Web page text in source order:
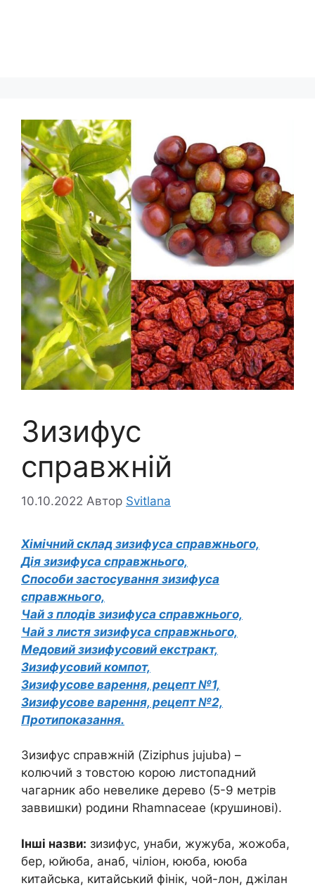
Зизифус
справжній
10.10.2022 Автор Svitlana
Хімічний склад зизифуса справжнього,
Дія зизифуса справжнього,
Способи застосування зизифуса
справжнього,
Чай з плодів зизифуса справжнього,
Чай з листя зизифуса справжнього,
Медовий зизифусовий екстракт,
Зизифусовий компот,
Зизифусове варення, рецепт №1,
Зизифусове варення, рецепт №2,
Протипоказання.
Зизифус справжній (Ziziphus jujuba) –
колючий з товстою корою листопадний
чагарник або невелике дерево (5-9 метрів
заввишки) родини Rhamnaceae (крушинові).
Інші назви: зизифус, унаби, жужуба, жожоба,
бер, юйюба, анаб, чіліон, ююба, ююба
китайська, китайський фінік, чой-лон, джілан